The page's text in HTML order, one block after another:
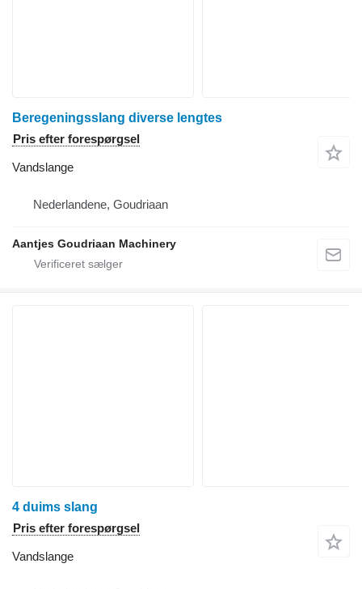
Beregeningsslang diverse lengtes
Pris efter forespørgsel
Vandslange
Nederlandene, Goudriaan
Aantjes Goudriaan Machinery
4 duims slang
Pris efter forespørgsel
Vandslange